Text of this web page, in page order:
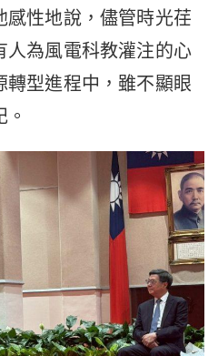
感性地說，儘管時光荏
人為風電科教灌注的心
轉型進程中，雖不顯眼